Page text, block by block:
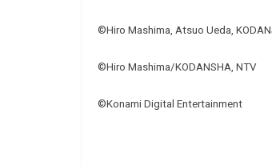
©Hiro Mashima, Atsuo Ueda,
©Hiro Mashima/KODANSHA, NTV
©Konami Digital Entertainment